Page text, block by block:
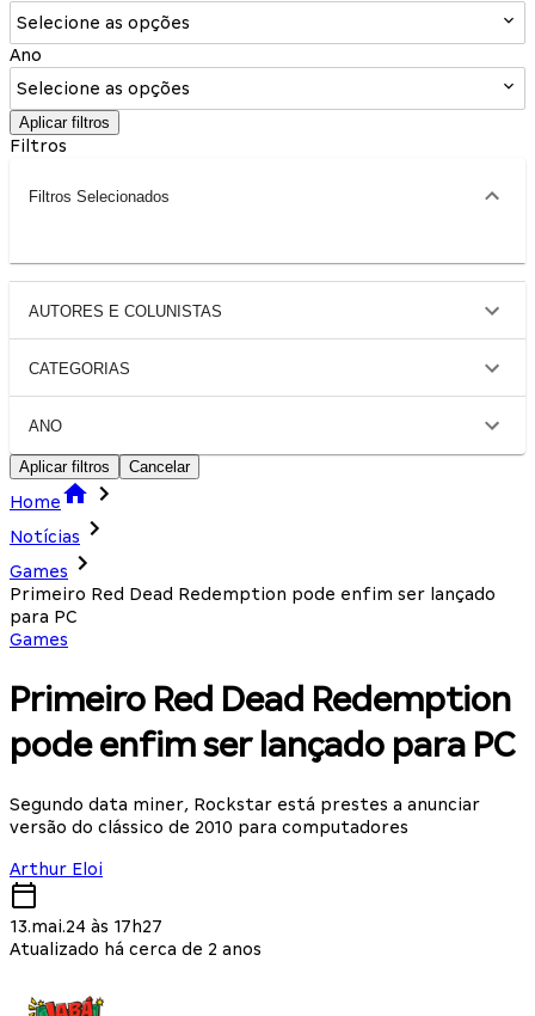
Selecione as opções
Ano
Selecione as opções
Aplicar filtros
Filtros
Filtros Selecionados
AUTORES E COLUNISTAS
CATEGORIAS
ANO
Aplicar filtros Cancelar
Home
Notícias
Games
Primeiro Red Dead Redemption pode enfim ser lançado
para PC
Games
Primeiro Red Dead Redemption
pode enfim ser lançado para PC
Segundo data miner, Rockstar está prestes a anunciar
versão do clássico de 2010 para computadores
Arthur Eloi
13.mai.24 às 17h27
Atualizado há cerca de 2 anos